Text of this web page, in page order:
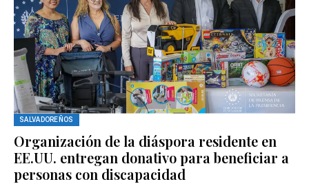
SALVADOREÑOS
Organización de la diáspora residente en
EE.UU. entregan donativo para beneficiar a
personas con discapacidad